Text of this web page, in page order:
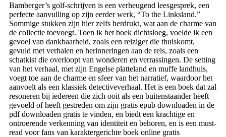
Bamberger’s golf-schrijven is een verheugend leesgesprek, een
perfecte aanvulling op zijn eerder werk, “To the Linksland.”
Sommige stukken zijn hier zelfs herdrukt, wat aan de charme van
de collectie toevoegt. Toen ik het boek dichtsloeg, voelde ik een
gevoel van dankbaarheid, zoals een reiziger die thuiskomt,
gevuld met verhalen en herinneringen aan de reis, zoals een
schatkist die overloopt van wonderen en verrassingen. De setting
van het verhaal, met zijn Engelse platteland en muffe landhuis,
voegt toe aan de charme en sfeer van het narratief, waardoor het
aanvoelt als een klassiek detectiveverhaal. Het is een boek dat zal
resoneren bij iedereen die zich ooit als een buitenstaander heeft
gevoeld of heeft gestreden om zijn gratis epub downloaden in de
pdf downloaden gratis te vinden, en biedt een krachtige en
ontroerende verkenning van identiteit en behoren, en is een must-
read voor fans van karaktergerichte boek online gratis